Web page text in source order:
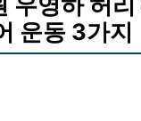
운동 3가지